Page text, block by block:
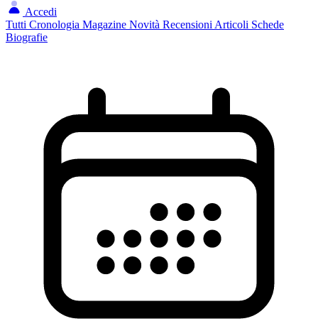
Accedi
Tutti Cronologia Magazine Novità Recensioni Articoli Schede
Biografie